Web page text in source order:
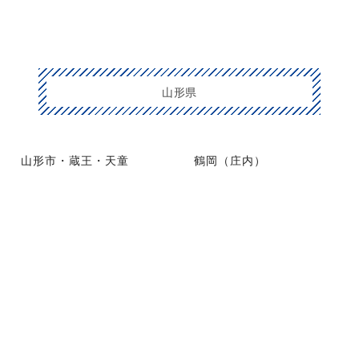
山形県
山形市・蔵王・天童 鶴岡（庄内）